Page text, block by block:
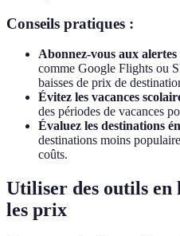
Conseils pratiques :
Abonnez-vous aux alertes
comme Google Flights ou
baisses de prix de
Évitez les vacances
des périodes de vacances
Évaluez les destinations
destinations moins
coûts.
Utiliser des outils
les prix